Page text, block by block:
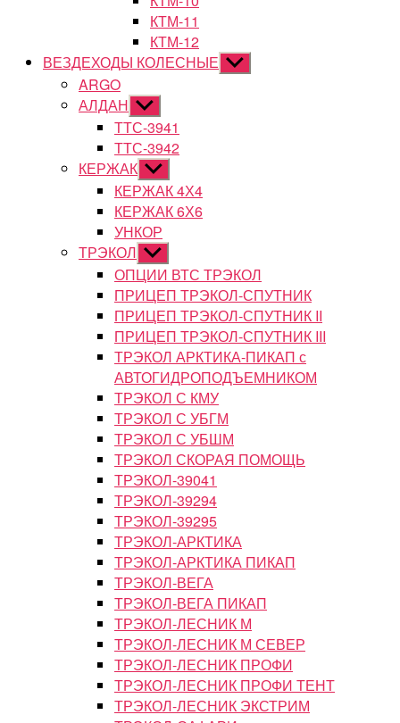
КТМ-11
КТМ-12
ВЕЗДЕХОДЫ КОЛЕСНЫЕ Показывать
подменю
ARGO
АЛДАН Показывать
подменю
ТТС-3941
ТТС-3942
КЕРЖАК Показывать
подменю
КЕРЖАК 4Х4
КЕРЖАК 6Х6
УНКОР
ТРЭКОЛ Показывать
подменю
ОПЦИИ ВТС ТРЭКОЛ
ПРИЦЕП ТРЭКОЛ-СПУТНИК
ПРИЦЕП ТРЭКОЛ-СПУТНИК II
ПРИЦЕП ТРЭКОЛ-СПУТНИК III
ТРЭКОЛ АРКТИКА-ПИКАП с
АВТОГИДРОПОДЪЕМНИКОМ
ТРЭКОЛ С КМУ
ТРЭКОЛ С УБГМ
ТРЭКОЛ С УБШМ
ТРЭКОЛ СКОРАЯ ПОМОЩЬ
ТРЭКОЛ-39041
ТРЭКОЛ-39294
ТРЭКОЛ-39295
ТРЭКОЛ-АРКТИКА
ТРЭКОЛ-АРКТИКА ПИКАП
ТРЭКОЛ-ВЕГА
ТРЭКОЛ-ВЕГА ПИКАП
ТРЭКОЛ-ЛЕСНИК М
ТРЭКОЛ-ЛЕСНИК М СЕВЕР
ТРЭКОЛ-ЛЕСНИК ПРОФИ
ТРЭКОЛ-ЛЕСНИК ПРОФИ ТЕНТ
ТРЭКОЛ-ЛЕСНИК ЭКСТРИМ